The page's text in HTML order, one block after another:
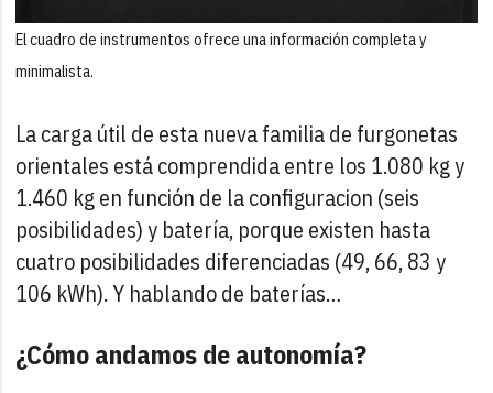
El cuadro de instrumentos ofrece una información completa y
minimalista.
La carga útil de esta nueva familia de furgonetas
orientales está comprendida entre los 1.080 kg y
1.460 kg en función de la configuracion (seis
posibilidades) y batería, porque existen hasta
cuatro posibilidades diferenciadas (49, 66, 83 y
106 kWh). Y hablando de baterías…
¿Cómo andamos de autonomía?